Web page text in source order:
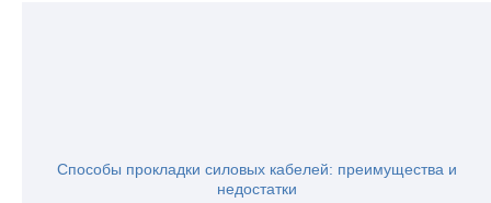
Способы прокладки силовых кабелей: преимущества и
недостатки